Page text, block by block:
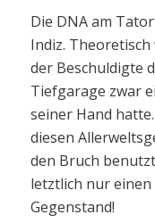
Die DNA am
Indiz. Theoretisch
der Beschuldigte
Tiefgarage zwar
seiner Hand
diesen
den Bruch
letztlich nur
Gegenstand!